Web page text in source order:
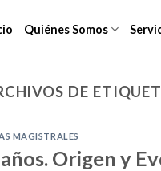
Quiénes Somos
DE
MAGISTRALES
Origen y